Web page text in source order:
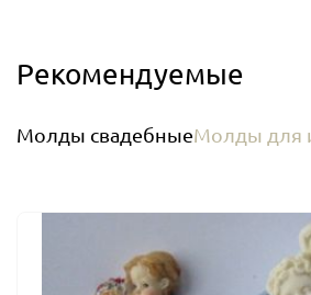
Рекомендуемые
Молды свадебныеМолды для